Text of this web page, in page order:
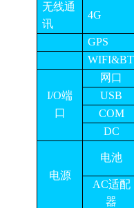
无线通
讯
4G
GPS
WIFI&BT
I/O端
口
网口
USB
COM
DC
电源
电池
AC适配
器